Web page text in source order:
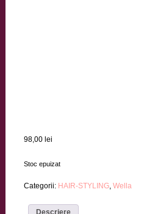
98,00 lei
Stoc epuizat
Categorii: HAIR-STYLING, Wella
Descriere